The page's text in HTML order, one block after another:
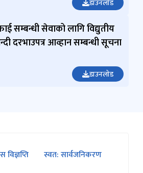
डाउनलोड
सम्बन्धी सेवाको लागि विद्युतीय
दरभाउपत्र आव्हान सम्बन्धी सूचना
डाउनलोड
विज्ञप्ति स्वत: सार्वजनिकरण